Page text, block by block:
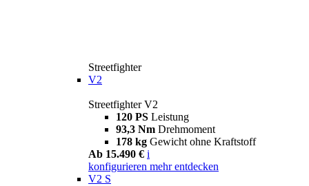
Streetfighter
V2
Streetfighter V2
120 PS Leistung
93,3 Nm Drehmoment
178 kg Gewicht ohne Kraftstoff
Ab 15.490 € i
konfigurieren mehr entdecken
V2 S